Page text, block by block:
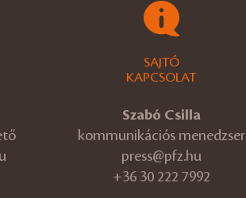
SAJTÓ
KAPCSOLAT
Szabó Csilla
kommunikációs menedzser
press@pfz.hu
+36 30 222 7992